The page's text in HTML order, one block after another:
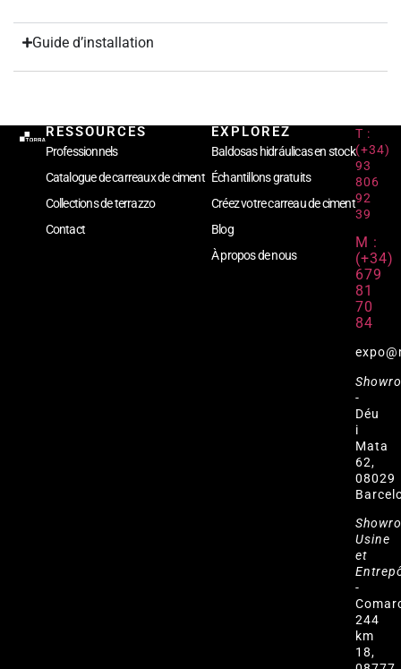
Guide d’installation
RESSOURCES
Professionnels
Catalogue de carreaux de ciment
Collections de terrazzo
Contact
EXPLOREZ
Baldosas hidráulicas en stock
Échantillons gratuits
Créez votre carreau de ciment
Blog
À propos de nous
T :
(+34)
93
806
92
39
M :
(+34)
679
81
70
84
-
Déu
i
Mata
62,
08029
Usine
et
-
244
km
18,